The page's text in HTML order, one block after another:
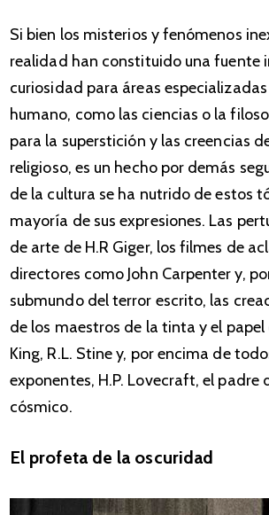
Si bien los misterios y fenómenos
realidad han constituido una fuente
curiosidad para áreas
humano, como las ciencias o la
para la superstición y las creencias
religioso, es un hecho por demás
de la cultura se ha nutrido de estos
mayoría de sus expresiones. Las
de arte de H.R Giger, los filmes de
directores como John Carpenter y,
submundo del terror escrito, las
de los maestros de la tinta y el
King, R.L. Stine y, por encima de
exponentes, H.P. Lovecraft, el padre
cósmico.
El profeta de la oscuridad